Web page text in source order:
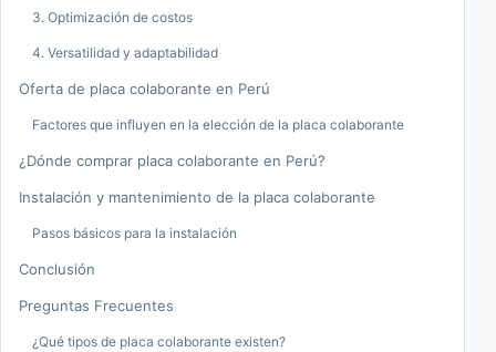
3. Optimización de costos
4. Versatilidad y adaptabilidad
Oferta de placa colaborante en Perú
Factores que influyen en la elección de la placa colaborante
¿Dónde comprar placa colaborante en Perú?
Instalación y mantenimiento de la placa colaborante
Pasos básicos para la instalación
Conclusión
Preguntas Frecuentes
¿Qué tipos de placa colaborante existen?